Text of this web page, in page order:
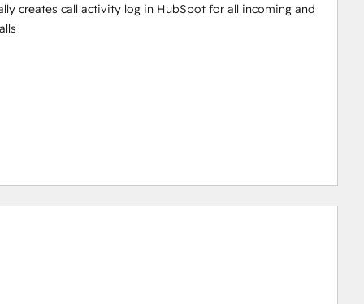
creates call activity log in HubSpot for all incoming and